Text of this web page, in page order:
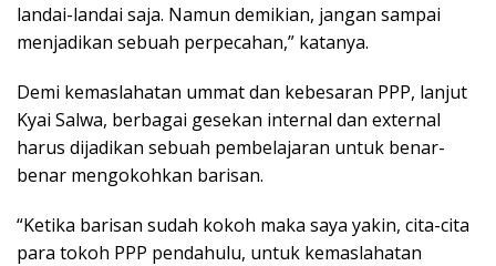
landai-landai saja. Namun demikian, jangan sampai
menjadikan sebuah perpecahan,” katanya.
Demi kemaslahatan ummat dan kebesaran PPP, lanjut
Kyai Salwa, berbagai gesekan internal dan external
harus dijadikan sebuah pembelajaran untuk benar-
benar mengokohkan barisan.
“Ketika barisan sudah kokoh maka saya yakin, cita-cita
para tokoh PPP pendahulu, untuk kemaslahatan